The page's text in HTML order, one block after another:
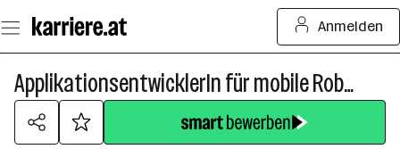
Seiteninhalt
springen
Anmelden
ApplikationsentwicklerIn für mobile Robotik (m/w/x)